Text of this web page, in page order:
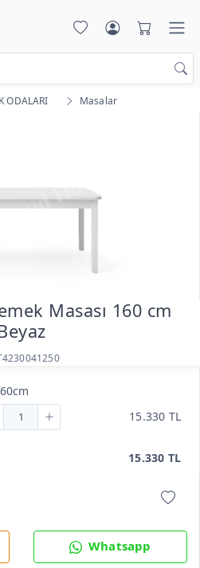
ODALARI Masalar
Masası 160 cm
15.330 TL
15.330 TL
Whatsapp